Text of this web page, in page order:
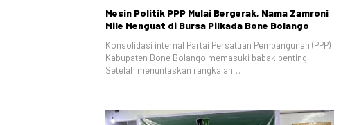
Mesin Politik PPP Mulai Bergerak, Nama Zamroni
Mile Menguat di Bursa Pilkada Bone Bolango
Konsolidasi internal Partai Persatuan Pembangunan (PPP)
Kabupaten Bone Bolango memasuki babak penting.
Setelah menuntaskan rangkaian…